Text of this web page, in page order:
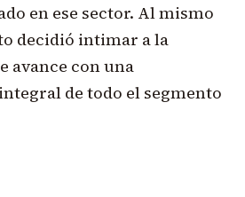
en ese sector. Al mismo
decidió intimar a la
avance con una
de todo el segmento